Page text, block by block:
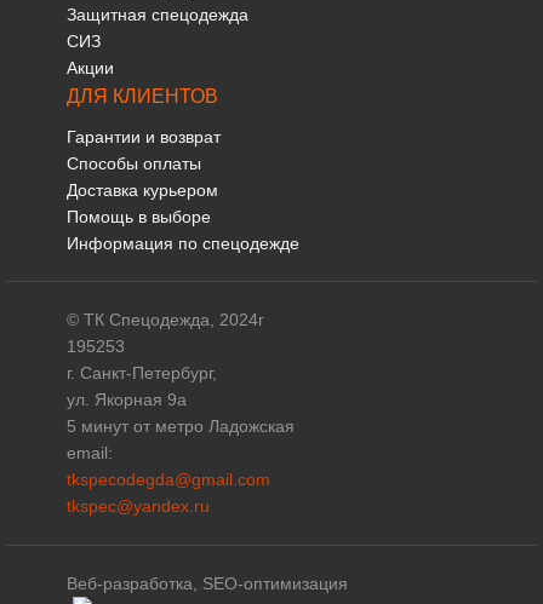
Защитная спецодежда
СИЗ
Акции
ДЛЯ КЛИЕНТОВ
Гарантии и возврат
Способы оплаты
Доставка курьером
Помощь в выборе
Информация по спецодежде
© ТК Спецодежда, 2024г
195253
г. Санкт-Петербург,
ул. Якорная 9а
5 минут от метро Ладожская
email:
tkspecodegda@gmail.com
tkspec@yandex.ru
Веб-разработка, SEO-оптимизация